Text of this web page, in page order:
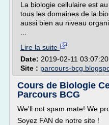
La biologie cellulaire est
tous les domaines de la
aussi bien au niveau
Lire la suite
Date: 2019-02-11 03:07:20
Site : parcours-
Cours de Biologie
Parcours BCG
We'll not spam mate! We
Soyez FAN de notre site !